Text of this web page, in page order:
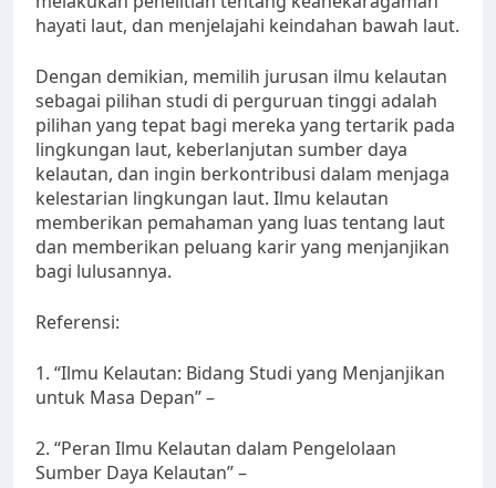
hayati laut, dan menjelajahi keindahan bawah laut.
Dengan demikian, memilih jurusan ilmu kelautan
sebagai pilihan studi di perguruan tinggi adalah
pilihan yang tepat bagi mereka yang tertarik pada
lingkungan laut, keberlanjutan sumber daya
kelautan, dan ingin berkontribusi dalam menjaga
kelestarian lingkungan laut. Ilmu kelautan
memberikan pemahaman yang luas tentang laut
dan memberikan peluang karir yang menjanjikan
bagi lulusannya.
Referensi:
1. “Ilmu Kelautan: Bidang Studi yang Menjanjikan
untuk Masa Depan” –
2. “Peran Ilmu Kelautan dalam Pengelolaan
Sumber Daya Kelautan” –